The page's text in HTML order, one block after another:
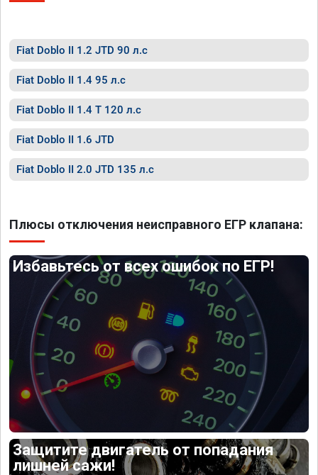
Fiat Doblo II 1.2 JTD 90 л.с
Fiat Doblo II 1.4 95 л.с
Fiat Doblo II 1.4 T 120 л.с
Fiat Doblo II 1.6 JTD
Fiat Doblo II 2.0 JTD 135 л.с
Плюсы отключения неисправного ЕГР клапана:
Избавьтесь от всех ошибок по ЕГР!
Защитите двигатель от попадания
лишней сажи!